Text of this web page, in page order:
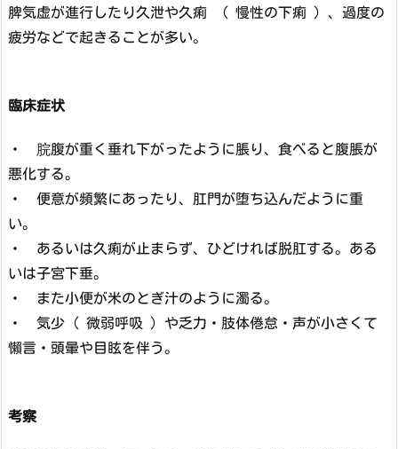
脾気虚が進行したり久泄や久痢 （ 慢性の下痢 ）、過度の
疲労などで起きることが多い。
臨床症状
・ 脘腹が重く垂れ下がったように脹り、食べると腹脹が
悪化する。
・ 便意が頻繁にあったり、肛門が堕ち込んだように重
い。
・ あるいは久痢が止まらず、ひどければ脱肛する。ある
いは子宮下垂。
・ また小便が米のとぎ汁のように濁る。
・ 気少 ( 微弱呼吸 ) や乏力・肢体倦怠・声が小さくて
懶言・頭暈や目眩を伴う。
考察